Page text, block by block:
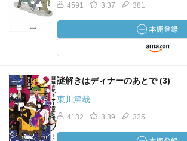
【矢川照彦／やがわ・てるひこ】松浦宏一
事務所「スターライト・プロモーション
てるかもと疑いつつ、ついうっかりグラス
者。「しろがね侍捕り物帖」最終回の原稿
次郎宅に来た。
【和田剛／わだ・つよし】三十七歳無職。
筋で兄貴と呼ぶ。メタボ体型。身体は大
い。
4591 3.37 381
謎解きはディナーのあとで (3)
東川篤哉
4132 3.39 325